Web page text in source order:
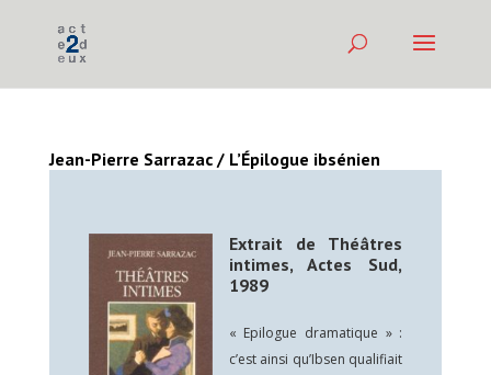
Jean-Pierre Sarrazac / L’Épilogue ibsénien
Extrait de Théâtres
intimes, Actes Sud,
1989
« Epilogue dramatique » :
c’est ainsi qu’Ibsen qualifiait